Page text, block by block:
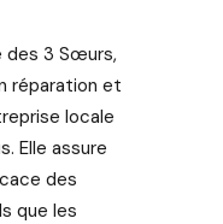
des 3 Sœurs,
réparation et
locale
Elle assure
des
que les